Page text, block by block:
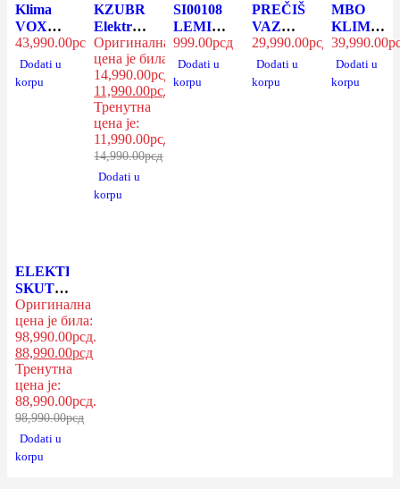
Klima
VOX
IMA12-
UVCW
iNVERTER
43,990.00рсд
Dodati u
korpu
KZUBR
Električni
laser za
nivelisanje
sa
stalkom
KLL-
G16-TQ
14,990.00рсд
Оригинална
цена је била:
14,990.00рсд.
11,990.00рсд
Тренутна
цена је:
11,990.00рсд.
Dodati u
korpu
SI00108
LEMILICA
100W
INDUSTRIAL
INGCO
999.00рсд
Dodati u
korpu
PREČIŠĆIVAČ
VAZDUHA
XIAOMI
M AIR
4 PRO
29,990.00рсд
Dodati u
korpu
MBO
KLIMA
H12A4/
0
39,990.00
Dodati u
korpu
ELEKTRIČNI
SKUTER
FAZON-
CRVENA
98,990.00рсд
Оригинална
цена је била:
98,990.00рсд.
88,990.00рсд
Тренутна
цена је:
88,990.00рсд.
Dodati u
korpu